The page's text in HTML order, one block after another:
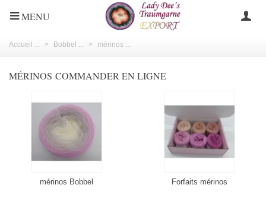
MENU
Accueil ... > Bobbel ... > mérinos ...
MÉRINOS COMMANDER EN LIGNE
mérinos Bobbel Forfaits mérinos